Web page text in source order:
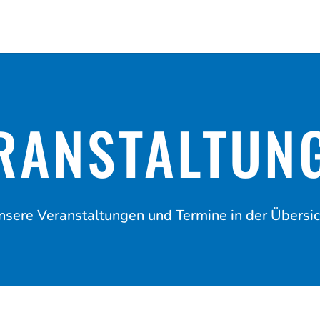
Veranstaltungen und Termine in der